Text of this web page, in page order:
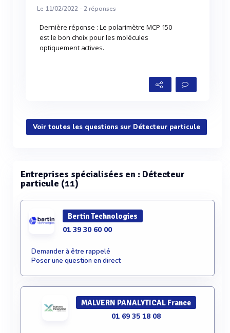
Le 11/02/2022 -2réponses
Dernière réponse : Le polarimètre MCP 150
est le bon choix pour les molécules
optiquement actives.
Voir toutes les questions sur Détecteur particule
Entreprises spécialisées en : Détecteur
particule (11)
Bertin Technologies
01 39 30 60 00
Demander à être rappelé
Poser une question en direct
MALVERN PANALYTICAL France
01 69 35 18 08